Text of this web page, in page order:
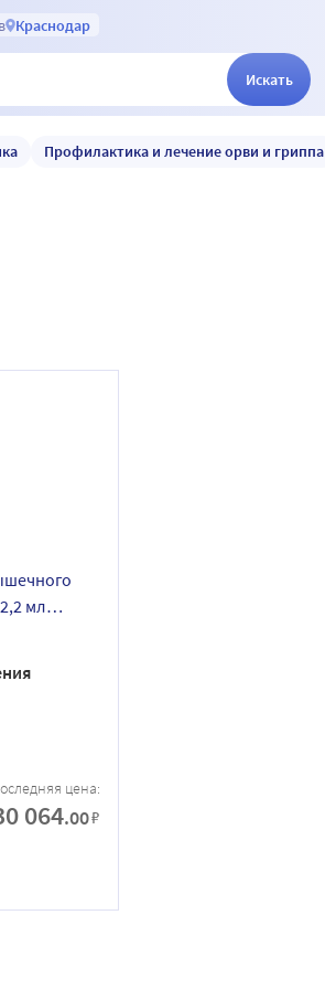
Краснодар
Искать
Профилактика и лечение орви и гриппа
мл
цена:
064.00₽